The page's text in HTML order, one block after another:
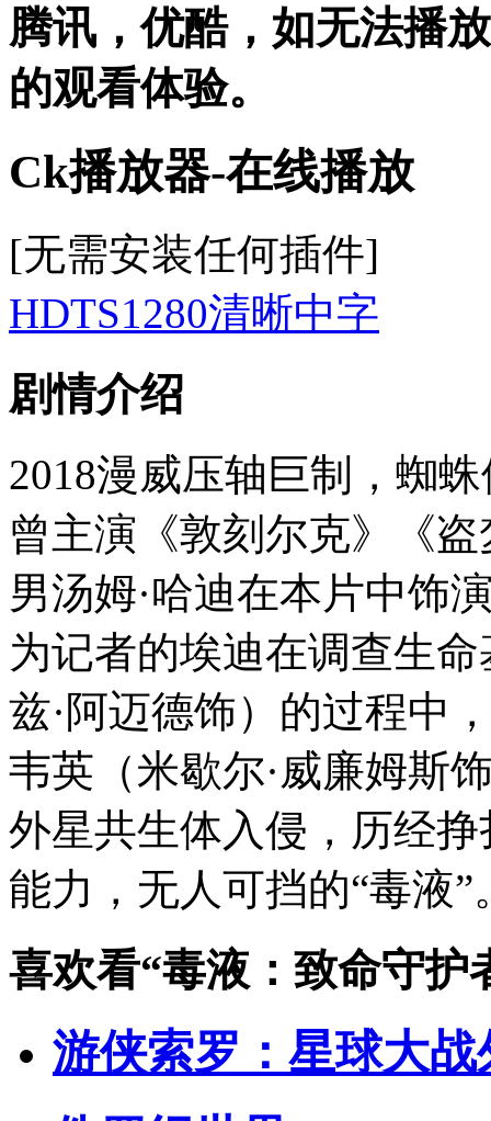
腾讯，优酷， 如无法播
的观看体验。
Ck播放器-在线播放
[无需安装任何插件]
HDTS1280清晰中字
剧情介绍
2018漫威压轴巨制，蜘
曾主演《敦刻尔克》《
男汤姆·哈迪在本片中饰
为记者的埃迪在调查生
兹·阿迈德饰）的过程中
韦英（米歇尔·威廉姆斯
外星共生体入侵，历经
能力，无人可挡的“毒液”
喜欢看“毒液：致命守护
游侠索罗：星球大战